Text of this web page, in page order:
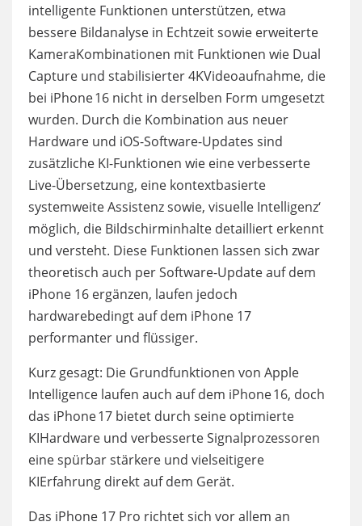
intelligente Funktionen unterstützen, etwa
bessere Bildanalyse in Echtzeit sowie erweiterte
KameraKombinationen mit Funktionen wie Dual
Capture und stabilisierter 4KVideoaufnahme, die
bei iPhone 16 nicht in derselben Form umgesetzt
wurden. Durch die Kombination aus neuer
Hardware und iOS-Software-Updates sind
zusätzliche KI-Funktionen wie eine verbesserte
Live-Übersetzung, eine kontextbasierte
systemweite Assistenz sowie‚ visuelle Intelligenz‘
möglich, die Bildschirminhalte detailliert erkennt
und versteht. Diese Funktionen lassen sich zwar
theoretisch auch per Software-Update auf dem
iPhone 16 ergänzen, laufen jedoch
hardwarebedingt auf dem iPhone 17
performanter und flüssiger.
Kurz gesagt: Die Grundfunktionen von Apple
Intelligence laufen auch auf dem iPhone 16, doch
das iPhone 17 bietet durch seine optimierte
KIHardware und verbesserte Signalprozessoren
eine spürbar stärkere und vielseitigere
KIErfahrung direkt auf dem Gerät.
Das iPhone 17 Pro richtet sich vor allem an